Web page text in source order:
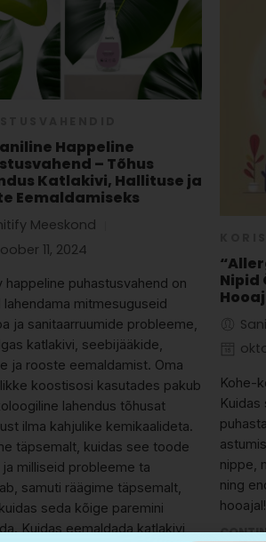
Happeline
– Tõhus
Katlakivi, Hallituse ja
Eemaldamiseks
Meeskond
11, 2024
happeline puhastusvahend on
lahendama mitmesuguseid
ja sanitaarruumide probleeme,
katlakivi, seebijääkide,
ja rooste eemaldamist. Oma
koostisosi kasutades pakub
lahendus tõhusat
ilma kahjulike kemikaalideta.
täpsemalt, kuidas see toode
milliseid probleeme ta
samuti räägime täpsemalt,
seda kõige paremini
Kuidas eemaldada katlakivi
Nipid
Kohe-
Kuidas
nippe,
ning
hooajal!